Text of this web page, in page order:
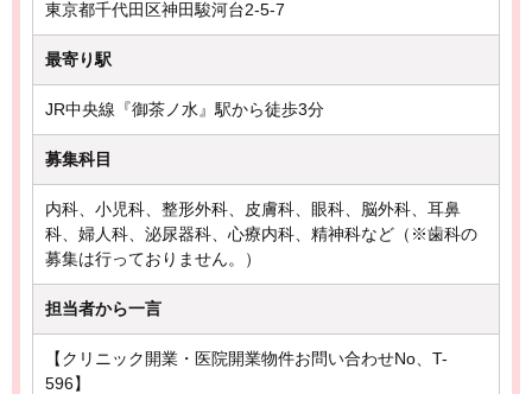
東京都千代田区神田駿河台2-5-7
最寄り駅
JR中央線『御茶ノ水』駅から徒歩3分
募集科目
内科、小児科、整形外科、皮膚科、眼科、脳外科、耳鼻
科、婦人科、泌尿器科、心療内科、精神科など（※歯科の
募集は行っておりません。）
担当者から一言
【クリニック開業・医院開業物件お問い合わせNo、T-
596】